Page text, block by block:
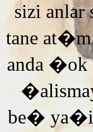
sizi
tane at�m
anda �ok
be�